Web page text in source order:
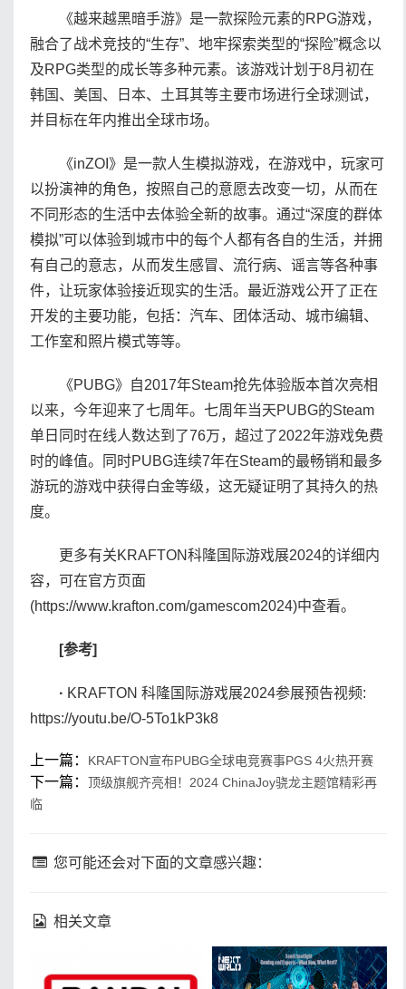
《越来越黑暗手游》是一款探险元素的RPG游戏，
融合了战术竞技的“生存”、地牢探索类型的“探险”概念以
及RPG类型的成长等多种元素。该游戏计划于8月初在
韩国、美国、日本、土耳其等主要市场进行全球测试，
并目标在年内推出全球市场。
《inZOI》是一款人生模拟游戏，在游戏中，玩家可
以扮演神的角色，按照自己的意愿去改变一切，从而在
不同形态的生活中去体验全新的故事。通过“深度的群体
模拟”可以体验到城市中的每个人都有各自的生活，并拥
有自己的意志，从而发生感冒、流行病、谣言等各种事
件，让玩家体验接近现实的生活。最近游戏公开了正在
开发的主要功能，包括：汽车、团体活动、城市编辑、
工作室和照片模式等等。
《PUBG》自2017年Steam抢先体验版本首次亮相
以来，今年迎来了七周年。七周年当天PUBG的Steam
单日同时在线人数达到了76万，超过了2022年游戏免费
时的峰值。同时PUBG连续7年在Steam的最畅销和最多
游玩的游戏中获得白金等级，这无疑证明了其持久的热
度。
更多有关KRAFTON科隆国际游戏展2024的详细内
容，可在官方页面
(https://www.krafton.com/gamescom2024)中查看。
[参考]
· KRAFTON 科隆国际游戏展2024参展预告视频:
https://youtu.be/O-5To1kP3k8
上一篇： KRAFTON宣布PUBG全球电竞赛事PGS 4火热开赛
下一篇： 顶级旗舰齐亮相！2024 ChinaJoy骁龙主题馆精彩再
临
您可能还会对下面的文章感兴趣：
相关文章